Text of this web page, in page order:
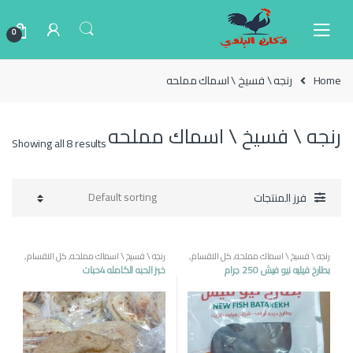
0
Home رنجه \ فسيخ \ اسماك مملحه
رنجه \ فسيخ \ اسماك مملحهShowing all 8 results
فرز المنتجات
رنجه \ فسيخ \ اسماك مملحه,كل الاقسام,
منتجات مصرية
بطارخ فيليه نيو فيش 250 جرام
رنجه \ فسيخ \ اسماك مملحه,كل الاقسام,
منتجات مصرية
خبز الحبه الكامله 4حبات